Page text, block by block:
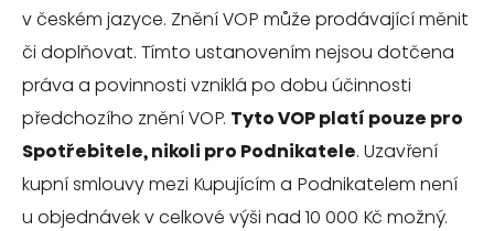
v českém jazyce. Znění VOP může prodávající měnit
či doplňovat. Tímto ustanovením nejsou dotčena
práva a povinnosti vzniklá po dobu účinnosti
předchozího znění VOP. Tyto VOP platí pouze pro
Spotřebitele, nikoli pro Podnikatele. Uzavření
kupní smlouvy mezi Kupujícím a Podnikatelem není
u objednávek v celkové výši nad 10 000 Kč možný.